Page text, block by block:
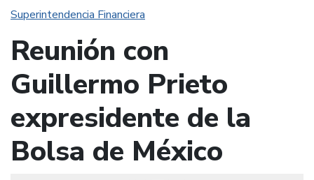
Superintendencia Financiera
Reunión con
Guillermo Prieto
expresidente de la
Bolsa de México